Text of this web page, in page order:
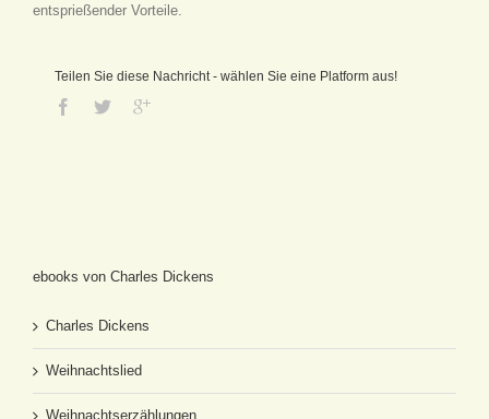
entsprießender Vorteile.
Teilen Sie diese Nachricht - wählen Sie eine Platform aus!
ebooks von Charles Dickens
Charles Dickens
Weihnachtslied
Weihnachtserzählungen